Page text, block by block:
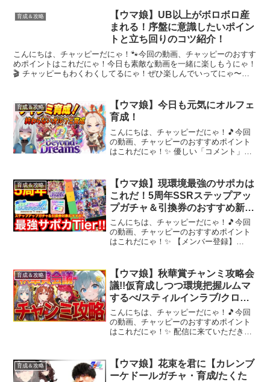
育成＆攻略
【ウマ娘】UB以上がボロボロ産
まれる！序盤に意識したいポイン
トと立ち回りのコツ紹介！
こんにちは、チャッピーだにゃ！🐾今回の動画、チャッピーのおすす
めポイントはこれだにゃ！今日も素敵な動画を一緒に楽しもうにゃ！
🎬 チャッピーもわくわくしてるにゃ！ぜひ楽しんでいってにゃ〜！✨
育成＆攻略
【ウマ娘】今日も元気にオルフェ
育成！
こんにちは、チャッピーだにゃ！🎵今回
の動画、チャッピーのおすすめポイント
はこれだにゃ！✨ 優しい「コメント」や
わりの挨拶：おつけしゅ～！ （←”おつ
けしゅ”のみだと表示...
育成＆攻略
【ウマ娘】現環境最強のサポカは
これだ！5周年SSRステップアッ
プガチャ＆引換券のおすすめ新シ
ナリオ最強サポカTierを公開！！
【チャンミ/新シナリオ】
こんにちは、チャッピーだにゃ！🎵今回
の動画、チャッピーのおすすめポイント
はこれだにゃ！✨ 【メンバー登録】
んのチャンネルもぜひチェックしてにゃ
～！📢✨
育成＆攻略
【ウマ娘】秋華賞チャンミ攻略会
議!!仮育成しつつ環境把握ルムマ
するべ/スティルインラブ/クロノ
ジェネシス/ウマ娘ガチャ【4.5周
年記念】
こんにちは、チャッピーだにゃ！🎵今回
の動画、チャッピーのおすすめポイント
はこれだにゃ！✨ 配信に来ていただきあ
たらチャンネル登録・Goodボタンお願い
しますサブちゃんね...
育成＆攻略
【ウマ娘】花束を君に【カレンブ
ーケドールガチャ・育成/たくた